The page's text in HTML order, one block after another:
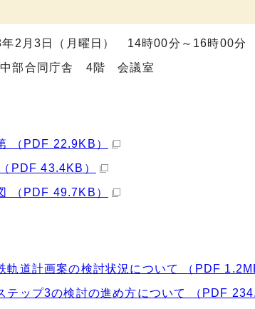
年2月3日（月曜日） 14時00分～16時00分
中部合同庁舎 4階 会議室
（PDF 22.9KB）
PDF 43.4KB）
（PDF 49.7KB）
道計画案の検討状況について （PDF
ップ3の検討の進め方について （PDF